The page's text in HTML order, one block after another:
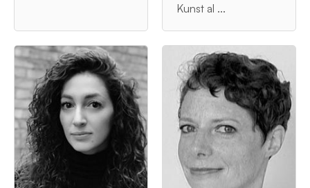
Kunst al ...